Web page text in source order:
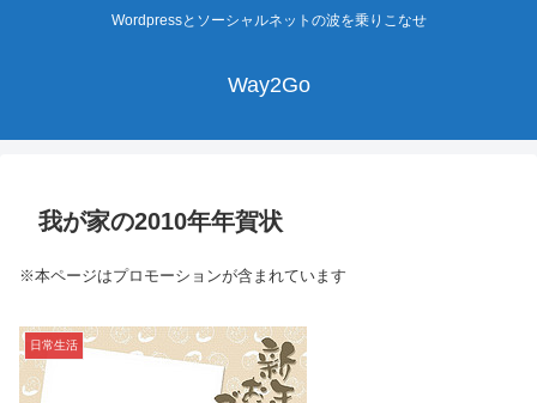
Wordpressとソーシャルネットの波を乗りこなせ
Way2Go
我が家の2010年年賀状
※本ページはプロモーションが含まれています
日常生活